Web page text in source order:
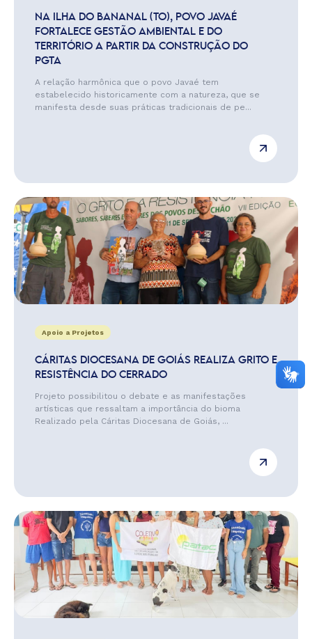
NA ILHA DO BANANAL (TO), POVO JAVAÉ
FORTALECE GESTÃO AMBIENTAL E DO
TERRITÓRIO A PARTIR DA CONSTRUÇÃO DO
PGTA
A relação harmônica que o povo Javaé tem
estabelecido historicamente com a natureza, que se
manifesta desde suas práticas tradicionais de pe...
Apoio a Projetos
CÁRITAS DIOCESANA DE GOIÁS REALIZA GRITO E
RESISTÊNCIA DO CERRADO
Projeto possibilitou o debate e as manifestações
artísticas que ressaltam a importância do bioma
Realizado pela Cáritas Diocesana de Goiás, ...